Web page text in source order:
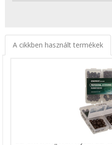
A cikkben használt termékek